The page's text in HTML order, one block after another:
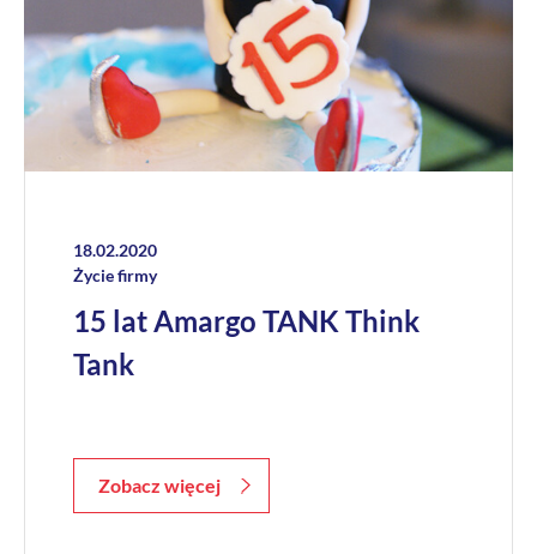
18.02.2020
Życie firmy
15 lat Amargo TANK Think
Tank
Zobacz więcej